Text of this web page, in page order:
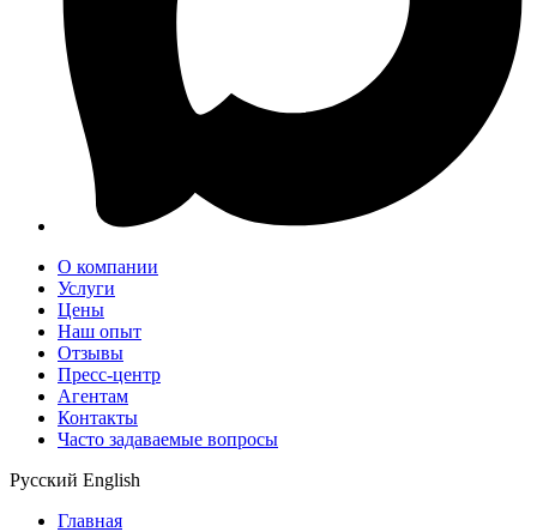
О компании
Услуги
Цены
Наш опыт
Отзывы
Пресс-центр
Агентам
Контакты
Часто задаваемые вопросы
Русский English
Главная